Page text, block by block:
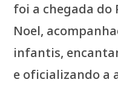
foi a chegada do
Noel,
infantis,
e oficializando a